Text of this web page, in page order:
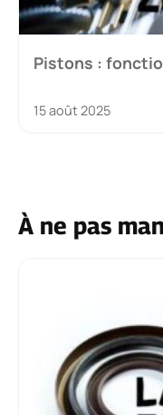
Pistons :
15 août 2025
À ne pas